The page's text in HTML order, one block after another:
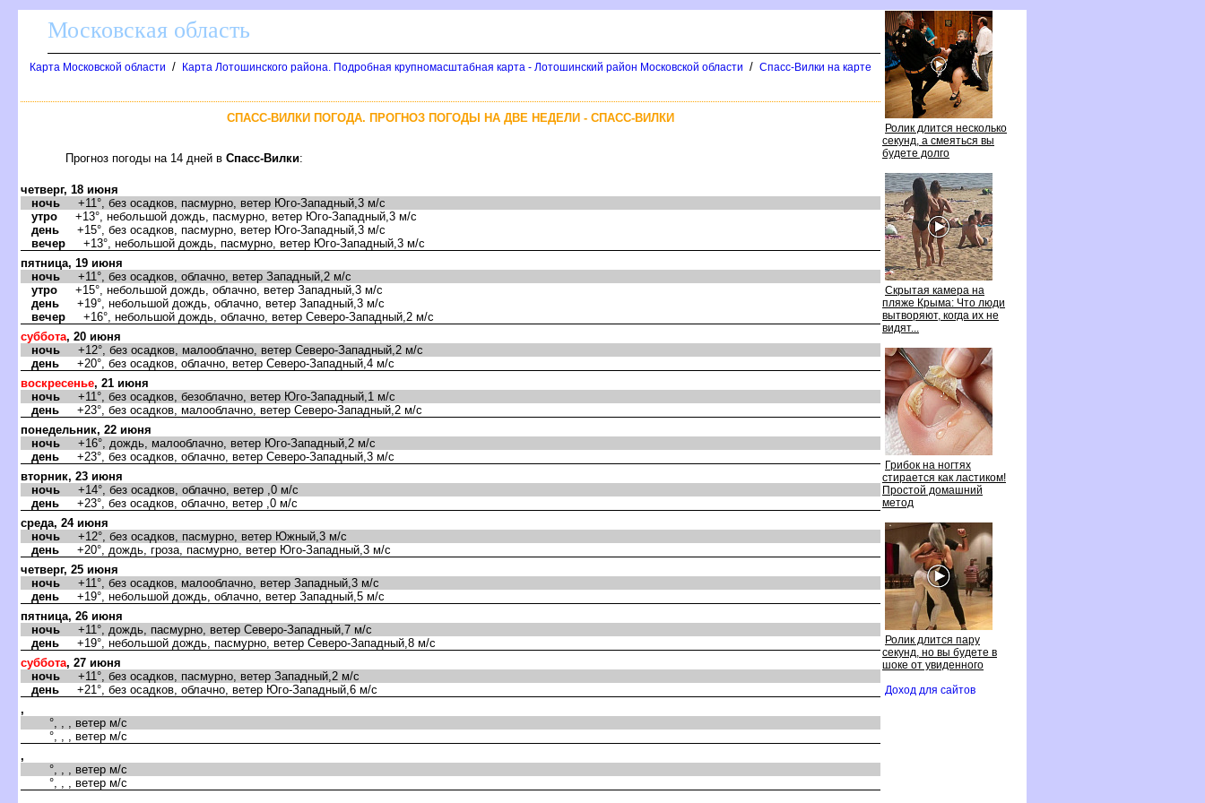
Ролик длится несколько
секунд, а смеяться вы
удете долго
Скрытая камера на
пляже Крыма: Что люди
ытворяют, когда их не
идят...
Грибок на ногтях
стирается как ластиком!
Простой домашний
метод
Ролик длится пару
секунд, но вы будете
шоке от увиденного
Доход для сайто
Московская область
Карта Московской области / Карта Лотошинского района. Подробная крупномасштабная карта - Лотошинский район Московской области / Спасс-Вилки на карте
СПАСС-ВИЛКИ ПОГОДА. ПРОГНОЗ ПОГОДЫ НА ДВЕ НЕДЕЛИ - СПАСС-ВИЛКИ
Прогноз погоды на 14 дней Спасс-Вилки:
четверг, 18 июня
ночь +11°, без осадков, пасмурно, ветер Юго-Западный,3 м/с
утро +13°, небольшой дождь, пасмурно, ветер Юго-Западный,3 м/с
день +15°, без осадков, пасмурно, ветер Юго-Западный,3 м/с
ечер +13°, небольшой дождь, пасмурно, ветер Юго-Западный,3 м/с
пятница, 19 июня
ночь +11°, без осадков, облачно, ветер Западный,2 м/с
утро +15°, небольшой дождь, облачно, ветер Западный,3 м/с
день +19°, небольшой дождь, облачно, ветер Западный,3 м/с
ечер +16°, небольшой дождь, облачно, ветер Северо-Западный,2 м/с
суббота, 20 июня
ночь +12°, без осадков, малооблачно, ветер Северо-Западный,2 м/с
день +20°, без осадков, облачно, ветер Северо-Западный,4 м/с
оскресенье, 21 июня
ночь +11°, без осадков, безоблачно, ветер Юго-Западный,1 м/с
день +23°, без осадков, малооблачно, ветер Северо-Западный,2 м/с
понедельник, 22 июня
ночь +16°, дождь, малооблачно, ветер Юго-Западный,2 м/с
день +23°, без осадков, облачно, ветер Северо-Западный,3 м/с
торник, 23 июня
ночь +14°, без осадков, облачно, ветер ,0 м/с
день +23°, без осадков, облачно, ветер ,0 м/с
среда, 24 июня
ночь +12°, без осадков, пасмурно, ветер Южный,3 м/с
день +20°, дождь, гроза, пасмурно, ветер Юго-Западный,3 м/с
четверг, 25 июня
ночь +11°, без осадков, малооблачно, ветер Западный,3 м/с
день +19°, небольшой дождь, облачно, ветер Западный,5 м/с
пятница, 26 июня
ночь +11°, дождь, пасмурно, ветер Северо-Западный,7 м/с
день +19°, небольшой дождь, пасмурно, ветер Северо-Западный,8 м/с
суббота, 27 июня
ночь +11°, без осадков, пасмурно, ветер Западный,2 м/с
день +21°, без осадков, облачно, ветер Юго-Западный,6 м/с
,
°, , , ветер м/с
°, , , ветер м/с
,
°, , , ветер м/с
°, , , ветер м/с